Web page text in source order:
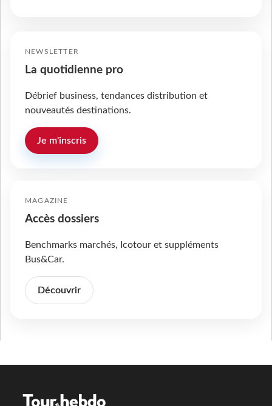
NEWSLETTER
La quotidienne pro
Débrief business, tendances distribution et
nouveautés destinations.
Je m'inscris
MAGAZINE
Accès dossiers
Benchmarks marchés, Icotour et suppléments
Bus&Car.
Découvrir